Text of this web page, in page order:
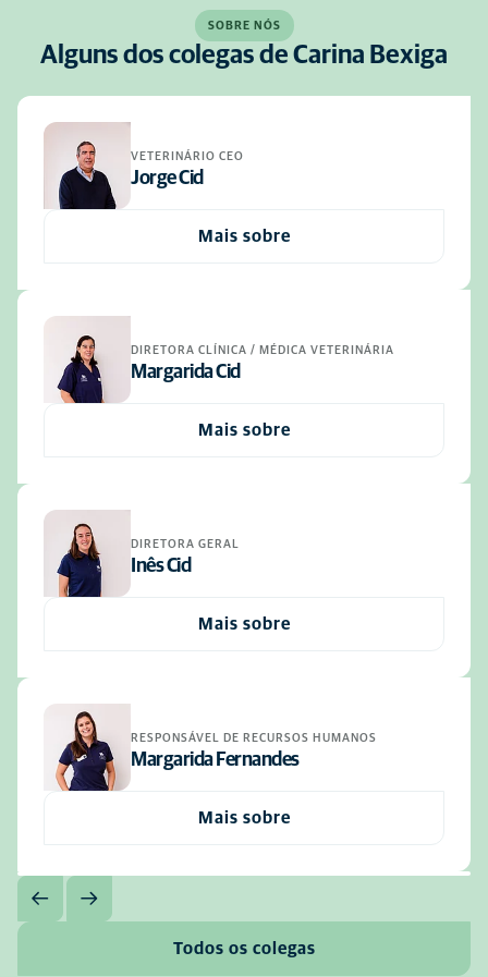
SOBRE NÓS
Alguns dos colegas de Carina Bexiga
VETERINÁRIO CEO
Jorge Cid
Mais sobre
DIRETORA CLÍNICA / MÉDICA VETERINÁRIA
Margarida Cid
Mais sobre
DIRETORA GERAL
Inês Cid
Mais sobre
RESPONSÁVEL DE RECURSOS HUMANOS
Margarida Fernandes
Mais sobre
Todos os colegas